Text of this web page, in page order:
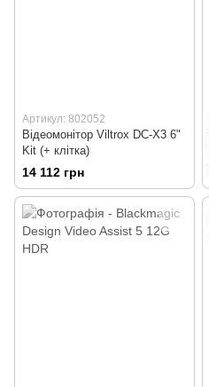
Артикул: 802052
Відеомонітор Viltrox DC-X3 6"
Kit (+ клітка)
14 112 грн